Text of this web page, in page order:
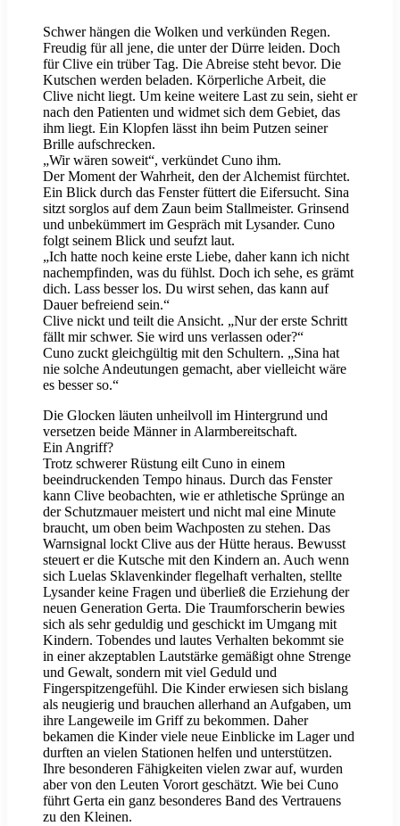
Schwer hängen die Wolken und verkünden Regen.
Freudig für all jene, die unter der Dürre leiden. Doch
für Clive ein trüber Tag. Die Abreise steht bevor. Die
Kutschen werden beladen. Körperliche Arbeit, die
Clive nicht liegt. Um keine weitere Last zu sein, sieht er
nach den Patienten und widmet sich dem Gebiet, das
ihm liegt. Ein Klopfen lässt ihn beim Putzen seiner
Brille aufschrecken.
„Wir wären soweit“, verkündet Cuno ihm.
Der Moment der Wahrheit, den der Alchemist fürchtet.
Ein Blick durch das Fenster füttert die Eifersucht. Sina
sitzt sorglos auf dem Zaun beim Stallmeister. Grinsend
und unbekümmert im Gespräch mit Lysander. Cuno
folgt seinem Blick und seufzt laut.
„Ich hatte noch keine erste Liebe, daher kann ich nicht
nachempfinden, was du fühlst. Doch ich sehe, es grämt
dich. Lass besser los. Du wirst sehen, das kann auf
Dauer befreiend sein.“
Clive nickt und teilt die Ansicht. „Nur der erste Schritt
fällt mir schwer. Sie wird uns verlassen oder?“
Cuno zuckt gleichgültig mit den Schultern. „Sina hat
nie solche Andeutungen gemacht, aber vielleicht wäre
es besser so.“
Die Glocken läuten unheilvoll im Hintergrund und
versetzen beide Männer in Alarmbereitschaft.
Ein Angriff?
Trotz schwerer Rüstung eilt Cuno in einem
beeindruckenden Tempo hinaus. Durch das Fenster
kann Clive beobachten, wie er athletische Sprünge an
der Schutzmauer meistert und nicht mal eine Minute
braucht, um oben beim Wachposten zu stehen. Das
Warnsignal lockt Clive aus der Hütte heraus. Bewusst
steuert er die Kutsche mit den Kindern an. Auch wenn
sich Luelas Sklavenkinder flegelhaft verhalten, stellte
Lysander keine Fragen und überließ die Erziehung der
neuen Generation Gerta. Die Traumforscherin bewies
sich als sehr geduldig und geschickt im Umgang mit
Kindern. Tobendes und lautes Verhalten bekommt sie
in einer akzeptablen Lautstärke gemäßigt ohne Strenge
und Gewalt, sondern mit viel Geduld und
Fingerspitzengefühl. Die Kinder erwiesen sich bislang
als neugierig und brauchen allerhand an Aufgaben, um
ihre Langeweile im Griff zu bekommen. Daher
bekamen die Kinder viele neue Einblicke im Lager und
durften an vielen Stationen helfen und unterstützen.
Ihre besonderen Fähigkeiten vielen zwar auf, wurden
aber von den Leuten Vorort geschätzt. Wie bei Cuno
führt Gerta ein ganz besonderes Band des Vertrauens
zu den Kleinen.